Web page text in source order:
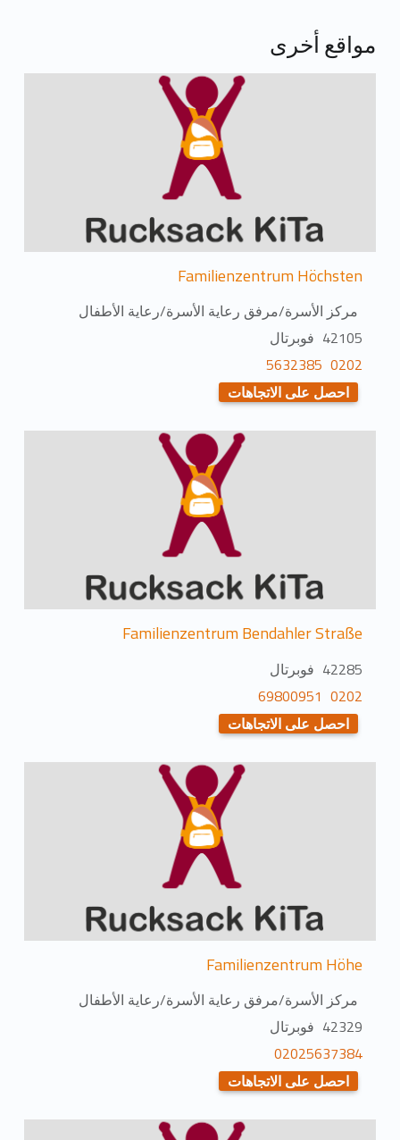
مواقع أخرى
Familienzentrum Höchsten
مركز الأسرة/مرفق رعاية الأسرة/رعاية الأطفال
42105 فوبرتال
0202 5632385
احصل على الاتجاهات
Familienzentrum Bendahler Straße
42285 فوبرتال
0202 69800951
احصل على الاتجاهات
Familienzentrum Höhe
مركز الأسرة/مرفق رعاية الأسرة/رعاية الأطفال
42329 فوبرتال
02025637384
احصل على الاتجاهات